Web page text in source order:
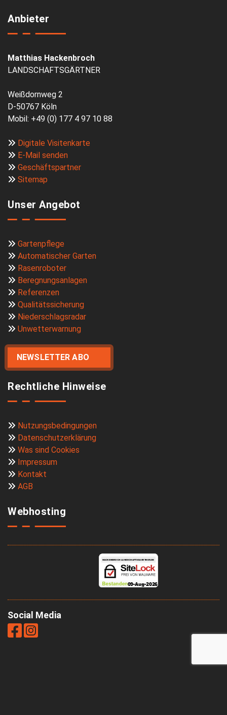
Anbieter
Matthias Hackenbroch
LANDSCHAFTSGÄRTNER
Weißdornweg 2
D-50767 Köln
Mobil: +49 (0) 177 4 97 10 88
Digitale Visitenkarte
E-Mail senden
Geschäftspartner
Sitemap
Unser Angebot
Gartenpflege
Automatischer Garten
Rasenroboter
Beregnungsanlagen
Referenzen
Qualitätssicherung
Niederschlagsradar
Unwetterwarnung
NEWSLETTER ABO
Rechtliche Hinweise
Nutzungsbedingungen
Datenschutzerklärung
Was sind Cookies
Impressum
Kontakt
AGB
Webhosting
Social Media